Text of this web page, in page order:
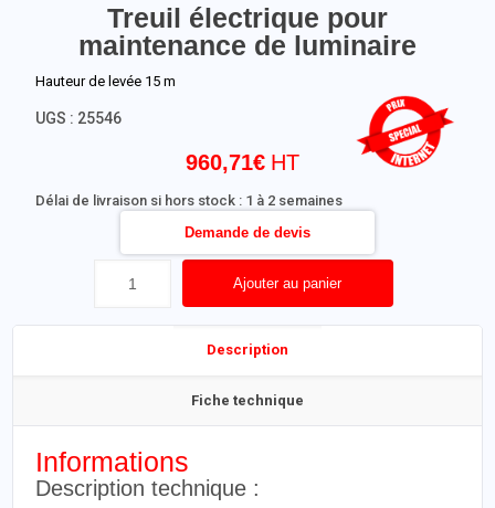
Treuil électrique pour
maintenance de luminaire
960,71€
Délai de livraison si hors stock : 1 à 2 semaines
Hauteur de levée 15 m
Ajouter au panier
Demande de devis
UGS : 25546
Description
Fiche technique
Informations
Description technique :